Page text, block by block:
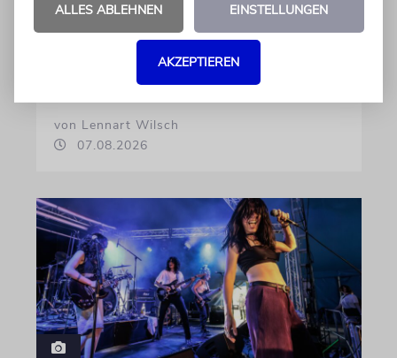
rappt der Berliner Musiker Pashanim
wiederholt über den Israel-Palästina-Konflikt –
Kokettieren mit dem palästinensischen
von Lennart Wilsch
07.08.2026
ALLES ABLEHNEN EINSTELLUNGEN
AKZEPTIEREN